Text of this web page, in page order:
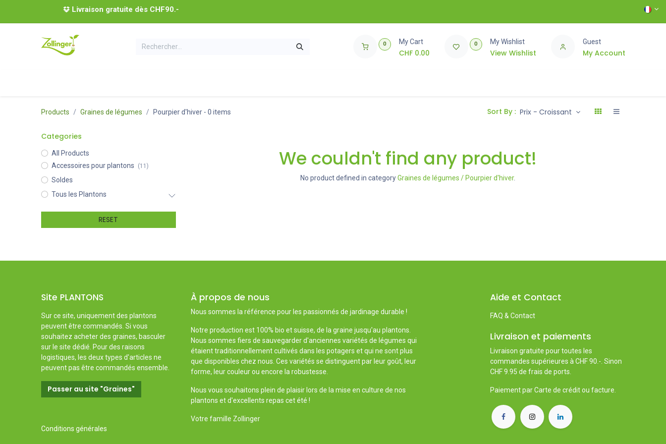
Se rendre au contenu
Livraison gratuite dès CHF90.-
0 My Cart
CHF 0.00
0 My Wishlist
View Wishlist
Guest
My Account
Products Graines de légumes Pourpier d'hiver- 0 items Sort By : Prix - Croissant
Categories
All Products
Accessoires pour plantons
(11)
Soldes
Tous les Plantons
RESET
We couldn't find any product!
No product defined in categoryGraines de légumes / Pourpier d'hiver.
Site PLANTONS
Sur ce site, uniquement des plantons
peuvent être commandés. Si vous
souhaitez acheter des graines, basculer
sur le site dédié. Pour des raisons
logistiques, les deux types d'articles ne
peuvent pas être commandés ensemble.
Passer au site "Graines"
Conditions générales
À propos de nous
Nous sommes la référence pour les passionnés de jardinage durable !
Notre production est 100% bio et suisse, de la graine jusqu'au plantons.
Nous sommes fiers de sauvegarder d'anciennes variétés de légumes qui
étaient traditionnellement cultivés dans les potagers et qui ne sont plus
que disponibles chez nous. Ces variétés se distinguent par leur goût, leur
forme, leur couleur ou encore la robustesse.
Nous vous souhaitons plein de plaisir lors de la mise en culture de nos
plantons et d'excellents repas cet été !
Votre famille Zollinger
Aide et Contact
FAQ & Contact
Livraison et paiements
Livraison gratuite pour toutes les
commandes supérieures à CHF 90.-. Sinon
CHF 9.95 de frais de ports.
Paiement par Carte de crédit ou facture.